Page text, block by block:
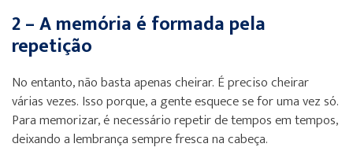
2 – A memória é formada pela
repetição
No entanto, não basta apenas cheirar. É preciso cheirar
várias vezes. Isso porque, a gente esquece se for uma vez só.
Para memorizar, é necessário repetir de tempos em tempos,
deixando a lembrança sempre fresca na cabeça.